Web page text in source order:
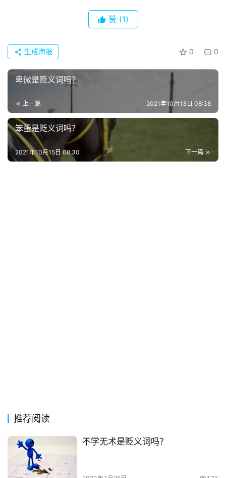
今
赞 (1)
0 0
生成海报
卑微是贬义词吗？
上一篇 2021年10月13日 08:38
笨蛋是贬义词吗？
下一篇
2021年10月15日 08:30
推荐阅读
不学无术是贬义词吗？